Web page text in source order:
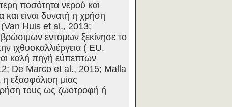
ποσότητα νερού και
είναι δυνατή η χρήση
Huis et al., 2013;
εντόμων ξεκίνησε το
ιχθυοκαλλιέργεια ( EU,
καλή πηγή εύπεπτων
De Marco et al., 2015; Malla
εξασφάλιση μίας
τους ως ζωοτροφή ή